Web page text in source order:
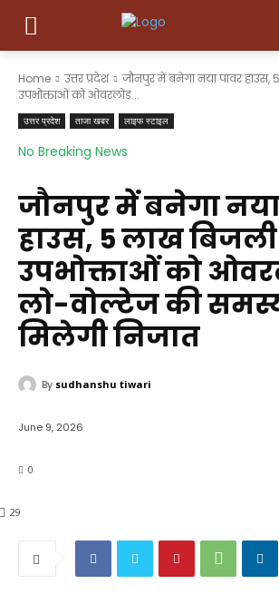
Home उत्तर प्रदेश
जौनपुर में बनेगा नया पावर हाउस,
उपभोक्ताओं को ओवरलोड...
उत्तर प्रदेश ताजा खबर लाइफ स्टाइल
No Breaking News
जौनपुर में बनेगा
हाउस, 5 लाख बिजली
उपभोक्ताओं को
लो-वोल्टेज की
मिलेगी निजात
By sudhanshu tiwari
June 9, 2026
0
29